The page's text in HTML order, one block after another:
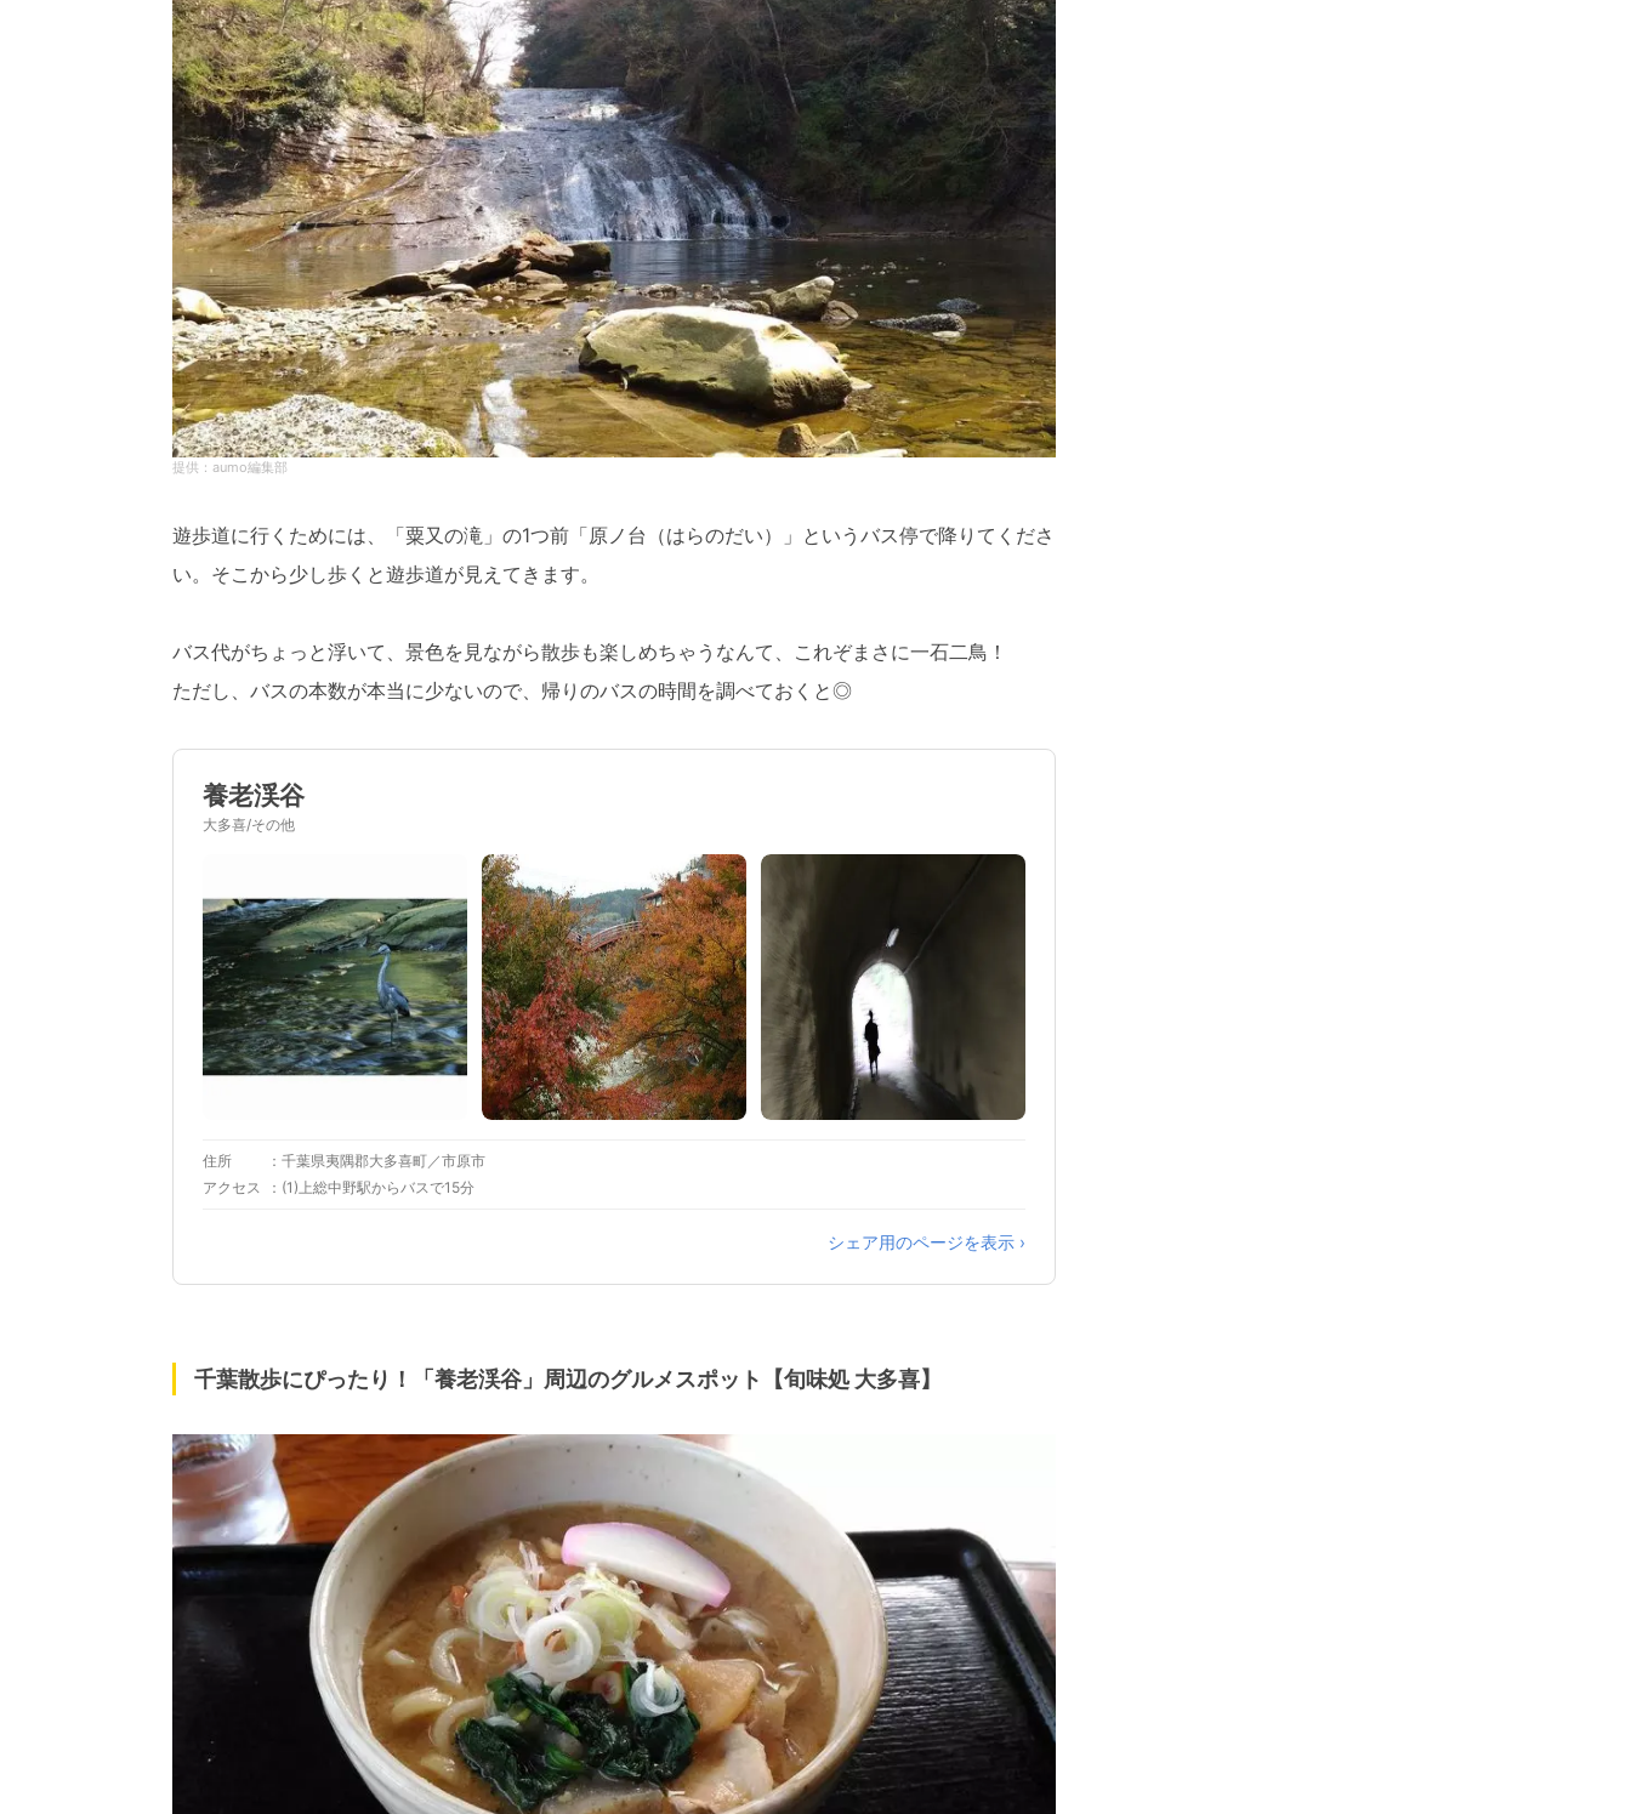
aumo編集部
遊歩道に行くためには、「粟又の滝」の1つ前「原ノ台（はらのだい）」というバス停で降りてくださ
い。そこから少し歩くと遊歩道が見えてきます。
バス代がちょっと浮いて、景色を見ながら散歩も楽しめちゃうなんて、これぞまさに一石二鳥！
ただし、バスの本数が本当に少ないので、帰りのバスの時間を調べておくと◎
養老渓谷
大多喜/その他
住所
千葉県夷隅郡大多喜町／市原市
アクセス
(1)上総中野駅からバスで15分
シェア用のページを表示 ›
千葉散歩にぴったり！「養老渓谷」周辺のグルメスポット【旬味処 大多喜】